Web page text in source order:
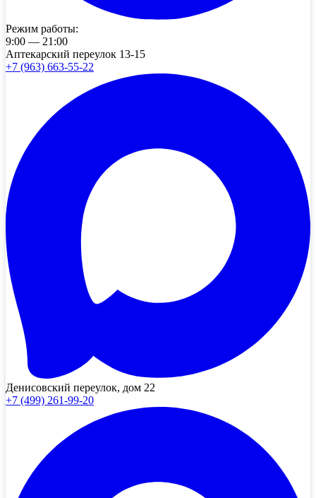
Режим работы:
9:00 — 21:00
Аптекарский переулок 13-15
+7 (963) 663-55-22
Денисовский переулок, дом 22
+7 (499) 261-99-20